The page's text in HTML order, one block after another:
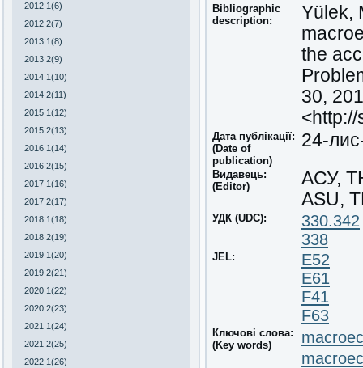
2012 1(6)
2012 2(7)
2013 1(8)
2013 2(9)
2014 1(10)
2014 2(11)
2015 1(12)
2015 2(13)
2016 1(14)
2016 2(15)
2017 1(16)
2017 2(17)
2018 1(18)
2018 2(19)
2019 1(20)
2019 2(21)
2020 1(22)
2020 2(23)
2021 1(24)
2021 2(25)
2022 1(26)
Bibliographic
description:
Yülek,
the
30,
Дата публікації:
(Date of
publication)
24-
Видавець:
(Editor)
АСУ,
ASU,
УДК (UDC):
330.342
338
JEL:
E52
E61
F41
F63
Ключові слова:
(Key words)